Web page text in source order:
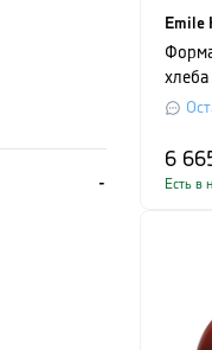
Emile
хлеба
6
Есть в